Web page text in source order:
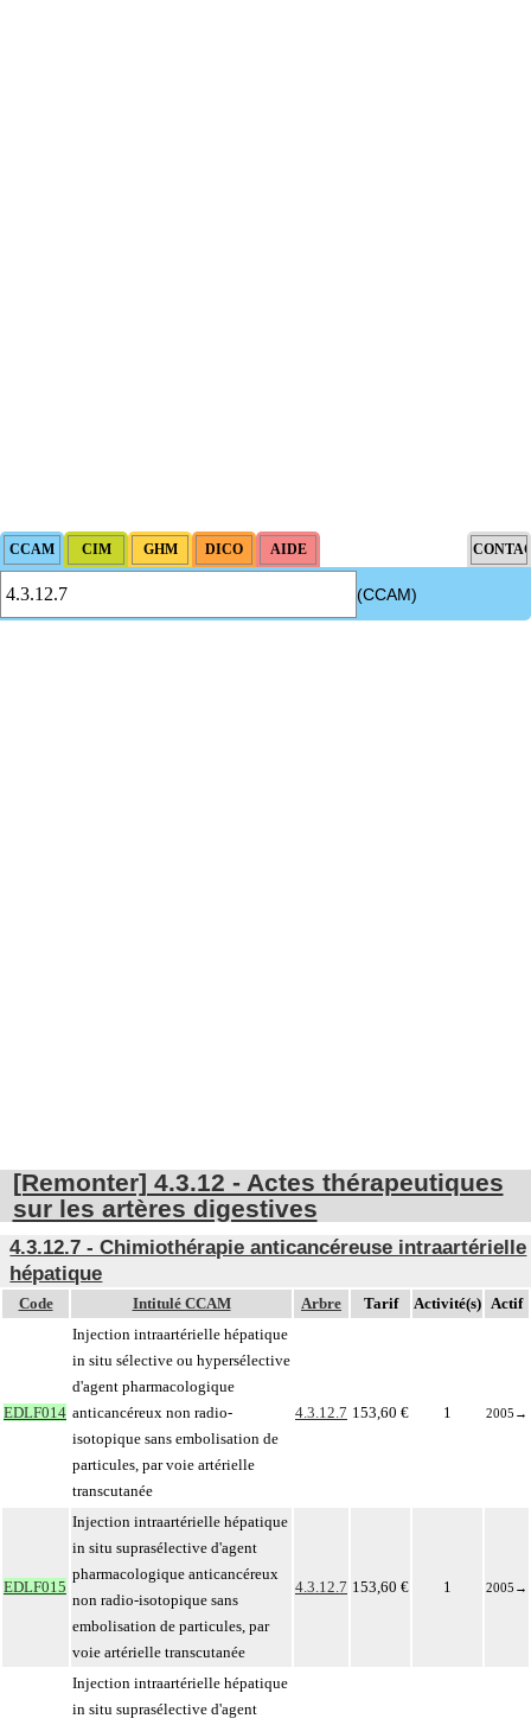
(CCAM)
[Remonter] 4.3.12 - Actes thérapeutiques
sur les artères digestives
4.3.12.7 - Chimiothérapie anticancéreuse intraartérielle
hépatique
Code Intitulé CCAM Arbre Tarif Activité(s) Actif
EDLF014
Injection intraartérielle hépatique
in situ sélective ou hypersélective
d'agent pharmacologique
anticancéreux non radio-
isotopique sans embolisation de
particules, par voie artérielle
transcutanée
4.3.12.7 153,60 € 1 2005 →
EDLF015
Injection intraartérielle hépatique
in situ suprasélective d'agent
pharmacologique anticancéreux
non radio-isotopique sans
embolisation de particules, par
voie artérielle transcutanée
4.3.12.7 153,60 € 1 2005 →
Injection intraartérielle hépatique
in situ suprasélective d'agent